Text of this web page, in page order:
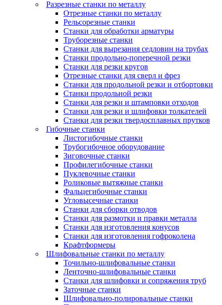
Разрезные станки по металлу
Отрезные станки по металлу
Рельсорезные станки
Станки для обработки арматуры
Труборезные станки
Станки для вырезания седловин на трубаx
Станки продольно-поперечной резки
Станки для резки кругов
Отрезные станки для сверл и фрез
Станки для продольной резки и отбортовки
Станки продольной резки
Станки для резки и штамповки отходов
Станки для резки и шлифовки толкателей
Станки для резки твердосплавных прутков
Гибочные станки
Листогибочные станки
Трубогибочное оборудование
Зиговочные станки
Профилегибочные станки
Пуклевочные станки
Роликовые вытяжные станки
Фальцегибочные станки
Угловысечные станки
Станки для сборки отводов
Станки для размотки и правки металла
Станки для изготовления конусов
Станки для изготовления гофроколена
Крафтформеры
Шлифовальные станки по металлу
Точильно-шлифовальные станки
Ленточно-шлифовальные станки
Станки для шлифовки и сопряжения труб
Заточные станки
Шлифовально-полировальные станки